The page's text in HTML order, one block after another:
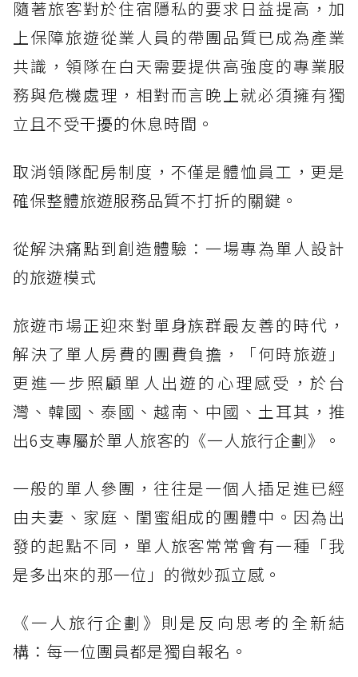
隨著旅客對於住宿隱私的要求日益提高，加
上保障旅遊從業人員的帶團品質已成為產業
共識，領隊在白天需要提供高強度的專業服
務與危機處理，相對而言晚上就必須擁有獨
立且不受干擾的休息時間。
取消領隊配房制度，不僅是體恤員工，更是
確保整體旅遊服務品質不打折的關鍵。
從解決痛點到創造體驗：一場專為單人設計
的旅遊模式
旅遊市場正迎來對單身族群最友善的時代，
解決了單人房費的團費負擔，「何時旅遊」
更進一步照顧單人出遊的心理感受，於台
灣、韓國、泰國、越南、中國、土耳其，推
出6支專屬於單人旅客的《一人旅行企劃》。
一般的單人參團，往往是一個人插足進已經
由夫妻、家庭、閨蜜組成的團體中。因為出
發的起點不同，單人旅客常常會有一種「我
是多出來的那一位」的微妙孤立感。
《一人旅行企劃》則是反向思考的全新結
構：每一位團員都是獨自報名。